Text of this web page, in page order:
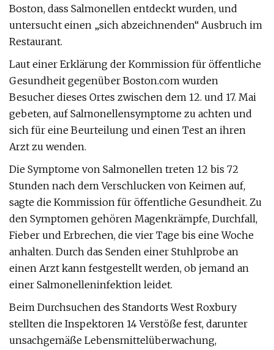
Boston, dass Salmonellen entdeckt wurden, und
untersucht einen „sich abzeichnenden“ Ausbruch im
Restaurant.
Laut einer Erklärung der Kommission für öffentliche
Gesundheit gegenüber Boston.com wurden
Besucher dieses Ortes zwischen dem 12. und 17. Mai
gebeten, auf Salmonellensymptome zu achten und
sich für eine Beurteilung und einen Test an ihren
Arzt zu wenden.
Die Symptome von Salmonellen treten 12 bis 72
Stunden nach dem Verschlucken von Keimen auf,
sagte die Kommission für öffentliche Gesundheit. Zu
den Symptomen gehören Magenkrämpfe, Durchfall,
Fieber und Erbrechen, die vier Tage bis eine Woche
anhalten. Durch das Senden einer Stuhlprobe an
einen Arzt kann festgestellt werden, ob jemand an
einer Salmonelleninfektion leidet.
Beim Durchsuchen des Standorts West Roxbury
stellten die Inspektoren 14 Verstöße fest, darunter
unsachgemäße Lebensmittelüberwachung,